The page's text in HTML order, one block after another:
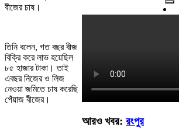
বীজের চাষ।
তিনি বলেন, গত বছর বীজ
বিক্রি করে লাভ হয়েছিল
৮৫ হাজার টাকা। তাই
এবছর নিজের ও লিজ
নেওয়া জমিতে চাষ করেছি
পেঁয়াজ বীজের।
আরও খবর: রংপুর